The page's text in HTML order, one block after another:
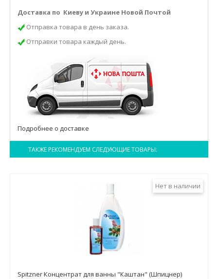
Доставка по Киеву и Украине Новой Почтой
Отправка товара в день заказа.
Отправки товара каждый день.
Подробнее о доставке
ТАКЖЕ РЕКОМЕНДУЕМ СЛЕДУЮЩИЕ ТОВАРЫ:
Нет в наличии
Spitzner Концентрат для ванны "Каштан" (Шпицнер)